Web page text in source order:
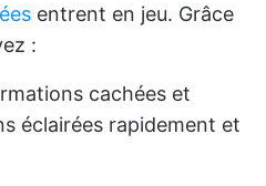
entrent en jeu. Grâce
:
cachées et
éclairées rapidement et